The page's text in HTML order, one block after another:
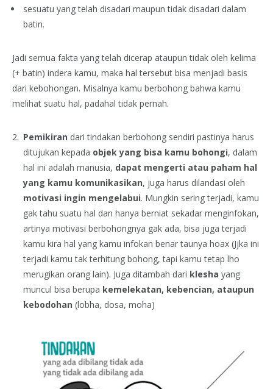
sesuatu yang telah disadari maupun tidak disadari dalam
batin.
Jadi semua fakta yang telah dicerap ataupun tidak oleh kelima
(+ batin) indera kamu, maka hal tersebut bisa menjadi basis
dari kebohongan. Misalnya kamu berbohong bahwa kamu
melihat suatu hal, padahal tidak pernah.
Pemikiran dari tindakan berbohong sendiri pastinya harus
ditujukan kepada objek yang bisa kamu bohongi, dalam
hal ini adalah manusia, dapat mengerti atau paham hal
yang kamu komunikasikan, juga harus dilandasi oleh
motivasi ingin mengelabui. Mungkin sering terjadi, kamu
gak tahu suatu hal dan hanya berniat sekadar menginfokan,
artinya motivasi berbohongnya gak ada, bisa juga terjadi
kamu kira hal yang kamu infokan benar taunya hoax (Jjka ini
terjadi kamu tak terhitung bohong, tapi kamu tetap lho
merugikan orang lain). Juga ditambah dari klesha yang
muncul bisa berupa kemelekatan, kebencian, ataupun
kebodohan (lobha, dosa, moha)